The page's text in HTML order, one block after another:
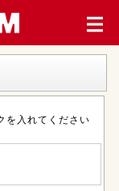
を入れてください